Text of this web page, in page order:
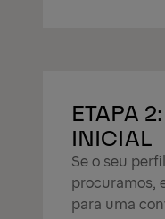
ETAPA
INICIAL
Se o seu
procuramos,
para uma